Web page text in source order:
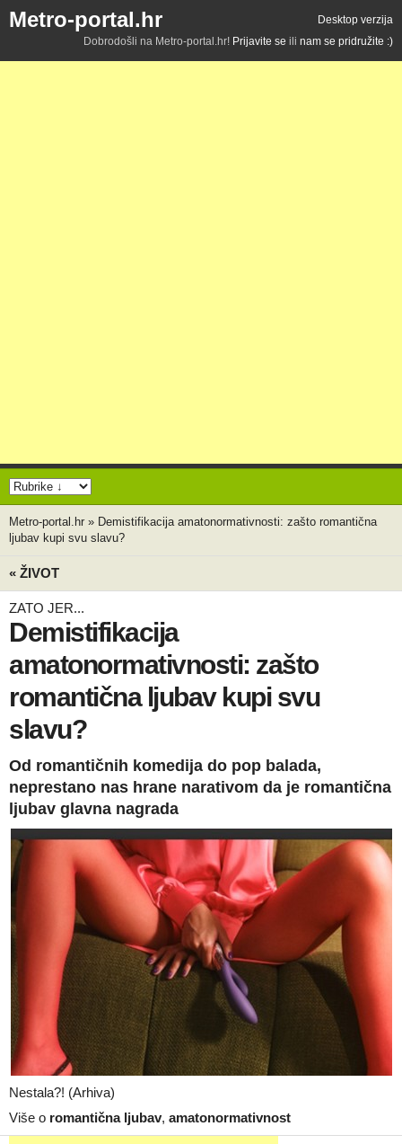
Metro-portal.hr
Desktop verzija
Dobrodošli na Metro-portal.hr! Prijavite se ili nam se pridružite :)
Metro-portal.hr » Demistifikacija amatonormativnosti: zašto romantična
ljubav kupi svu slavu?
« ŽIVOT
ZATO JER...
Demistifikacija
amatonormativnosti: zašto
romantična ljubav kupi svu
slavu?
Od romantičnih komedija do pop balada,
neprestano nas hrane narativom da je romantična
ljubav glavna nagrada
Nestala?! (Arhiva)
Više o romantična ljubav, amatonormativnost